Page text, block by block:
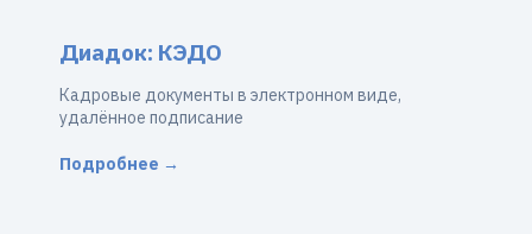
Диадок: КЭДО
Кадровые документы в электронном виде,
удалённое подписание
Подробнее →